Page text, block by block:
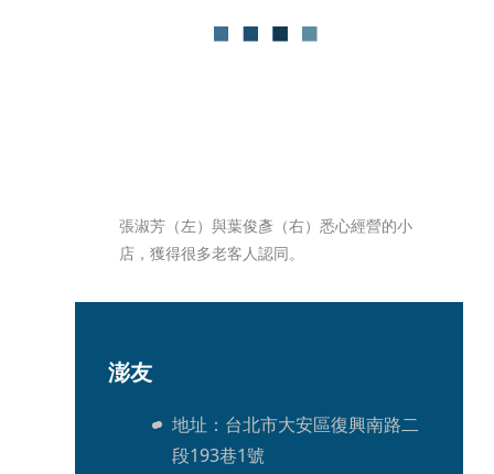
張淑芳（左）與葉俊彥（右）悉心經營的小
店，獲得很多老客人認同。
澎友
地址：台北市大安區復興南路二
段193巷1號